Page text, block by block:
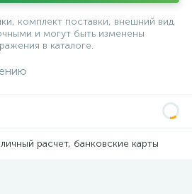
комплект поставки, внешний вид
и могут быть изменены
в каталоге.
расчет, банковские карты